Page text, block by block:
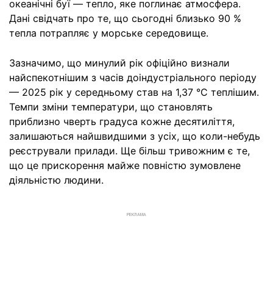
океанічні буї — тепло, яке поглинає атмосфера.
Дані свідчать про те, що сьогодні близько 90 %
тепла потрапляє у морське середовище.
Зазначимо, що минулий рік офіційно визнали
найспекотнішим з часів доіндустріального періоду
— 2025 рік у середньому став на 1,37 °C теплішим.
Темпи зміни температури, що становлять
приблизно чверть градуса кожне десятиліття,
залишаються найшвидшими з усіх, що коли-небудь
реєстрували прилади. Ще більш тривожним є те,
що це прискорення майже повністю зумовлене
діяльністю людини.
РЕКЛАМА